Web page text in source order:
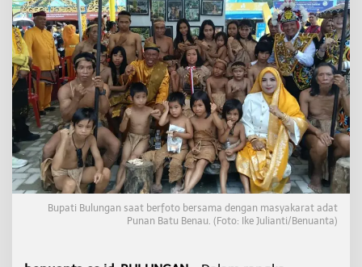
u
a
n
B
a
t
u
B
e
n
a
u
H
a
d
Bupati Bulungan saat berfoto bersama dengan masyakarat adat
Punan Batu Benau. (Foto: Ike Julianti/Benuanta)